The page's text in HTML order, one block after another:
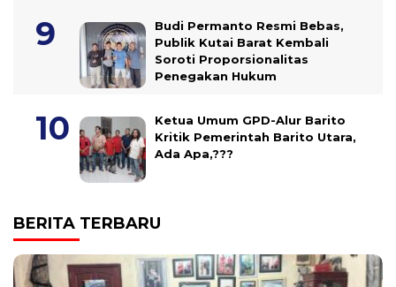
Budi Permanto Resmi Bebas,
Publik Kutai Barat Kembali
Soroti Proporsionalitas
Penegakan Hukum
Ketua Umum GPD-Alur Barito
Kritik Pemerintah Barito Utara,
Ada Apa,???
BERITA TERBARU